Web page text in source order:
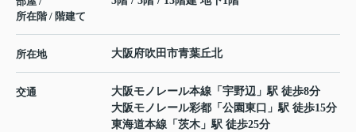
所在階 / 階建て
所在地 大阪府吹田市青葉丘北
交通 大阪モノレール本線 「 宇野辺 」駅 徒歩8分
大阪モノレール彩都 「 公園東口 」駅 徒歩15分
東海道本線 「 茨木 」駅 徒歩25分